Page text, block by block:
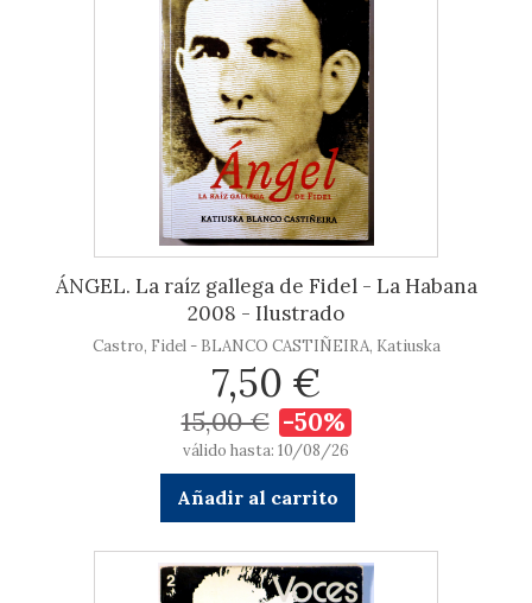
ÁNGEL. La raíz gallega de Fidel - La Habana
2008 - Ilustrado
Castro, Fidel - BLANCO CASTIÑEIRA, Katiuska
7,50 €
15,00 € -50%
válido hasta: 10/08/26
Añadir al carrito